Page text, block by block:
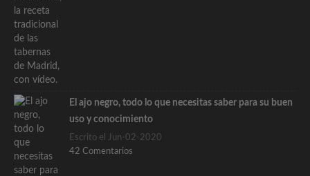
El ajo negro, todo lo que necesitas saber para su buen
uso y conocimiento
Escrito el Jun-02-2020
42 Comentarios